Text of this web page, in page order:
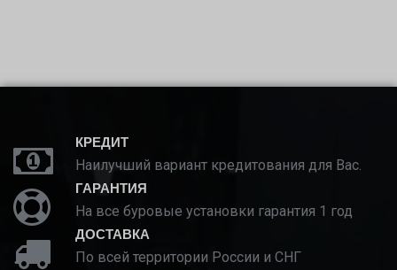
КРЕДИТ
Наилучший вариант кредитования для Вас.
ГАРАНТИЯ
На все буровые установки гарантия 1 год
ДОСТАВКА
По всей территории России и СНГ